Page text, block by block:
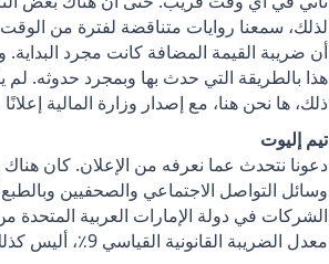
لذلك، سمعنا روايات متناقضة لفترة من
أن ضريبة القيمة المضافة كانت مجرد البداية.
هذا بالطريقة التي حدث بها وبمجرد حدوثه.
ذلك، ها نحن هنا، مع إصدار وزارة المالية
تيم إليوت
دعونا نتحدث عما نعرفه من الإعلان. كان
وسائل التواصل الاجتماعي والصحفيين
معدل الضريبة القانونية القياسي 9٪، أليس كذلك؟